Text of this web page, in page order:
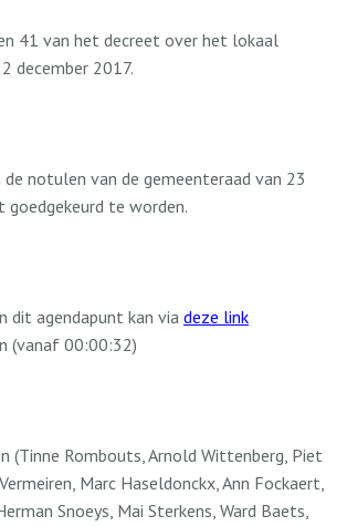
41 van het decreet over het lokaal
december 2017.
notulen van de gemeenteraad van 23
te worden.
dit agendapunt kan via deze link
(vanaf 00:00:32)
(Tinne Rombouts, Arnold Wittenberg, Piet
Marc Haseldonckx, Ann Fockaert,
Snoeys, Mai Sterkens, Ward Baets,